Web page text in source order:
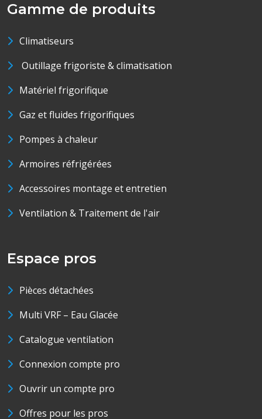
Gamme de produits
Climatiseurs
Outillage frigoriste & climatisation
Matériel frigorifique
Gaz et fluides frigorifiques
Pompes à chaleur
Armoires réfrigérées
Accessoires montage et entretien
Ventilation & Traitement de l'air
Espace pros
Pièces détachées
Multi VRF – Eau Glacée
Catalogue ventilation
Connexion compte pro
Ouvrir un compte pro
Offres pour les pros